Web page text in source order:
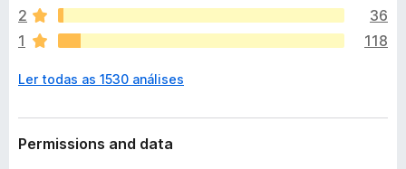
s
t
m
v
a
2
36
1
118
Ler todas as 1530 análises
Permissions and data